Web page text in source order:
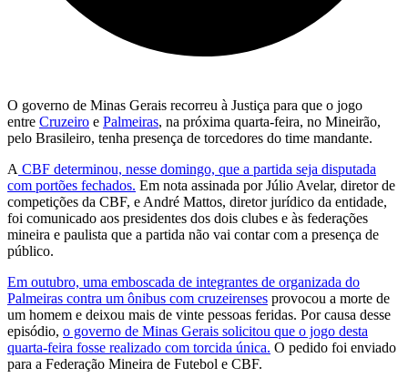
O governo de Minas Gerais recorreu à Justiça para que o jogo
entre Cruzeiro e Palmeiras, na próxima quarta-feira, no Mineirão,
pelo Brasileiro, tenha presença de torcedores do time mandante.
A CBF determinou, nesse domingo, que a partida seja disputada
com portões fechados. Em nota assinada por Júlio Avelar, diretor de
competições da CBF, e André Mattos, diretor jurídico da entidade,
foi comunicado aos presidentes dos dois clubes e às federações
mineira e paulista que a partida não vai contar com a presença de
público.
Em outubro, uma emboscada de integrantes de organizada do
Palmeiras contra um ônibus com cruzeirenses provocou a morte de
um homem e deixou mais de vinte pessoas feridas. Por causa desse
episódio, o governo de Minas Gerais solicitou que o jogo desta
quarta-feira fosse realizado com torcida única. O pedido foi enviado
para a Federação Mineira de Futebol e CBF.